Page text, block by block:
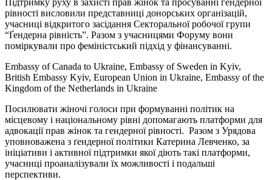
рівності висловили представниці донорських організацій,
учасниці відкритого засідання Секторальної робочої групи
“Ґендерна рівність”. Разом з учасницями Форуму вони
поміркували про феміністський підхід у фінансуванні.
Embassy of Canada to Ukraine, Embassy of Sweden in Kyiv,
British Embassy Kyiv, European Union in Ukraine, Embassy of the
Kingdom of the Netherlands in Ukraine
Посилювати жіночі голоси при формуванні політик на
місцевому і національному рівні допомагають платформи для
адвокації прав жінок та гендерної рівності. Разом з Урядова
уповноважена з ґендерної політики Катерина Левченко, за
ініціативи і активної підтримки якої діють такі платформи,
учасниці проаналізували їх можливості і подальші
перспективи.